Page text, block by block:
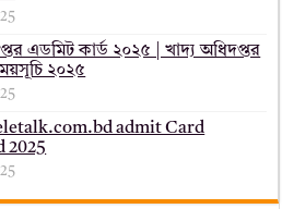
এডমিট কার্ড ২০২৫ | খাদ্য অধিদপ্তর
২০২৫
admit Card
2025